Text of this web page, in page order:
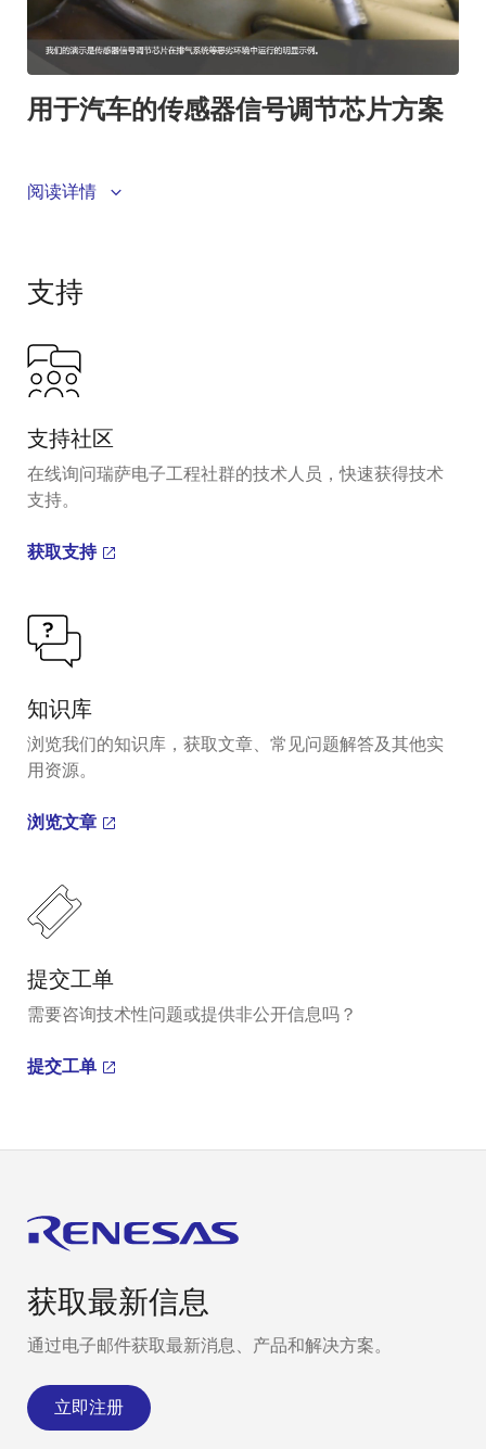
瑞萨的传感器信号调节器 (SSC) 解决方案具有极高的成
视频笔录
传感器信号调节芯片方案。
车用传感器的主要挑战是捕获模拟信号，并将其可靠地
如今，我们的SSC（传感器信号调节芯片） 能够捕获压
力和温度，并将其转换为汽车需要的精准信息。 尽管环
境中存在各种挑战比如 EMI、电压降，噪声等，我们的产
品还是能够准确转换数据。
境中运行的明显示例。 在本演示中，我们可以看到两个
高温探头和两个压力传感器，它们控制和监控排放微粒
过滤器。 传感器正在测量排放系统的效率，并且还会向
案，能够同时服务两个检测探头。
因此该解决方案具有极高的成本效益和灵活性。 这就是
为何一级制造商都在汽车的不同应用中使用这款
SSC（传感器信号调节芯片）。
阅读详情
支持
支持社区
在线询问瑞萨电子工程社群的技术人员，快速获得技术
支持。
获取支持
知识库
浏览我们的知识库，获取文章、常见问题解答及其他实
用资源。
浏览文章
提交工单
需要咨询技术性问题或提供非公开信息吗？
提交工单
获取最新信息
通过电子邮件获取最新消息、产品和解决方案。
立即注册